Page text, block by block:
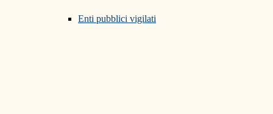
Enti pubblici vigilati